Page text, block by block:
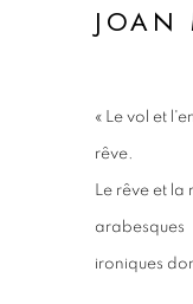
JOAN
« Le vol et
rêve.
Le rêve et
arabesques
ironiques